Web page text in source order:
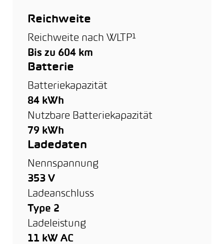
Reichweite
Reichweite nach WLTP¹
Bis zu 604 km
Batterie
Batteriekapazität
84 kWh
Nutzbare Batteriekapazität
79 kWh
Ladedaten
Nennspannung
353 V
Ladeanschluss
Type 2
Ladeleistung
11 kW AC